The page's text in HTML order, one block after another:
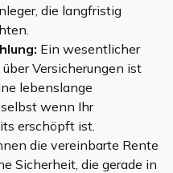
die langfristig
Ein wesentlicher
Versicherungen ist
lebenslange
wenn Ihr
erschöpft ist.
die vereinbarte Rente
Sicherheit, die gerade in